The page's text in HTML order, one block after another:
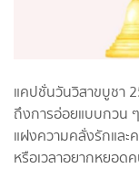
แคปชั่นวันวิสาขบูชา
ถึงการอ่อยแบบกวน
แฝงความคลั่งรักและ
หรือเวลาอยากหยอ